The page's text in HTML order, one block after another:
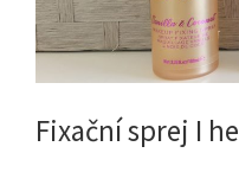
Fixační sprej I